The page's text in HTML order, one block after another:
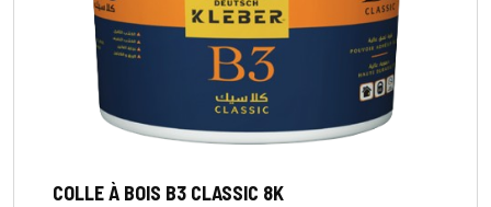
COLLE À BOIS B3 CLASSIC 8K